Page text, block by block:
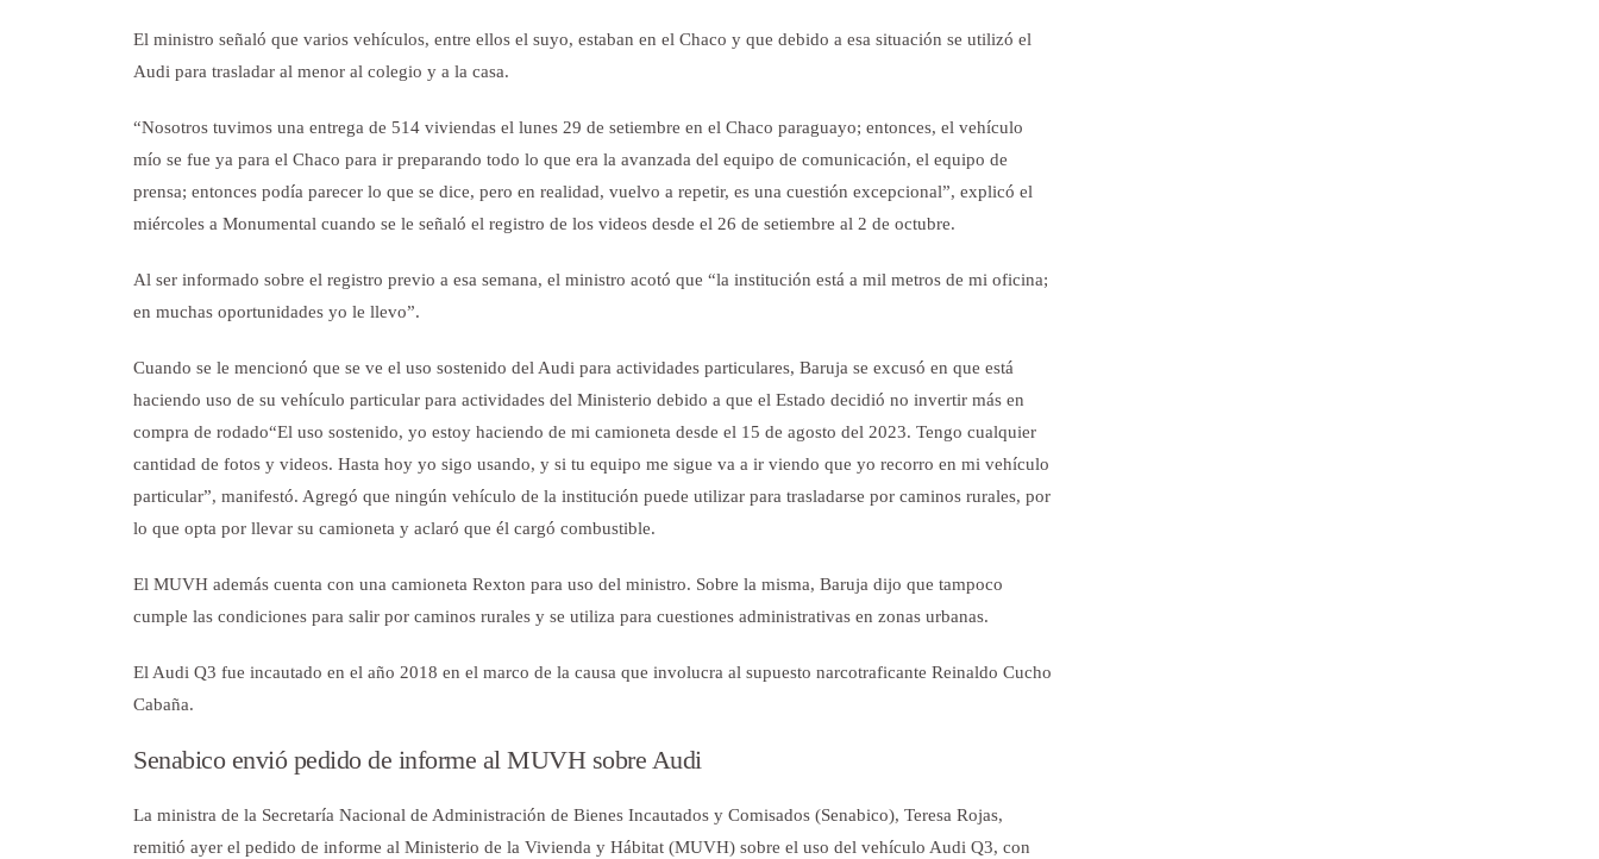
El ministro señaló que varios vehículos, entre ellos el suyo, estaban en el Chaco y que debido a esa situación se utilizó el
Audi para trasladar al menor al colegio y a la casa.
“Nosotros tuvimos una entrega de 514 viviendas el lunes 29 de setiembre en el Chaco paraguayo; entonces, el vehículo
mío se fue ya para el Chaco para ir preparando todo lo que era la avanzada del equipo de comunicación, el equipo de
prensa; entonces podía parecer lo que se dice, pero en realidad, vuelvo a repetir, es una cuestión excepcional”, explicó el
miércoles a Monumental cuando se le señaló el registro de los videos desde el 26 de setiembre al 2 de octubre.
Al ser informado sobre el registro previo a esa semana, el ministro acotó que “la institución está a mil metros de mi oficina;
en muchas oportunidades yo le llevo”.
Cuando se le mencionó que se ve el uso sostenido del Audi para actividades particulares, Baruja se excusó en que está
haciendo uso de su vehículo particular para actividades del Ministerio debido a que el Estado decidió no invertir más en
compra de rodado“El uso sostenido, yo estoy haciendo de mi camioneta desde el 15 de agosto del 2023. Tengo cualquier
cantidad de fotos y videos. Hasta hoy yo sigo usando, y si tu equipo me sigue va a ir viendo que yo recorro en mi vehículo
particular”, manifestó. Agregó que ningún vehículo de la institución puede utilizar para trasladarse por caminos rurales, por
lo que opta por llevar su camioneta y aclaró que él cargó combustible.
El MUVH además cuenta con una camioneta Rexton para uso del ministro. Sobre la misma, Baruja dijo que tampoco
cumple las condiciones para salir por caminos rurales y se utiliza para cuestiones administrativas en zonas urbanas.
El Audi Q3 fue incautado en el año 2018 en el marco de la causa que involucra al supuesto narcotraficante Reinaldo Cucho
Cabaña.
Senabico envió pedido de informe al MUVH sobre Audi
La ministra de la Secretaría Nacional de Administración de Bienes Incautados y Comisados (Senabico), Teresa Rojas,
remitió ayer el pedido de informe al Ministerio de la Vivienda y Hábitat (MUVH) sobre el uso del vehículo Audi Q3, con